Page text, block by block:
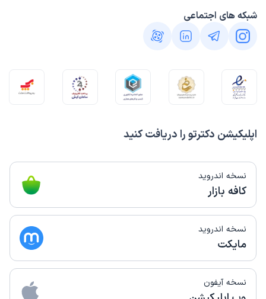
اپلیکیشن دکترتو را دریافت کنید
نسخه اندروید
کافه بازار
نسخه اندروید
مایکت
نسخه آیفون
شبکه های اجتماعی